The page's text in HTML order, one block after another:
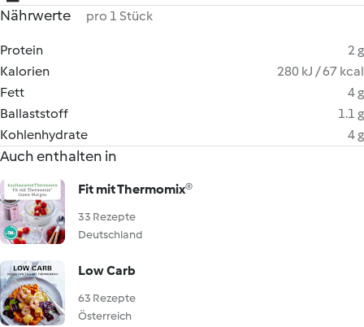
Nährwerte pro 1 Stück
Protein
2 g
Kalorien
280 kJ / 67 kcal
Fett
4 g
Ballaststoff
1.1 g
Kohlenhydrate
4 g
Auch enthalten in
Fit mit Thermomix®
33 Rezepte
Deutschland
Low Carb
63 Rezepte
Österreich